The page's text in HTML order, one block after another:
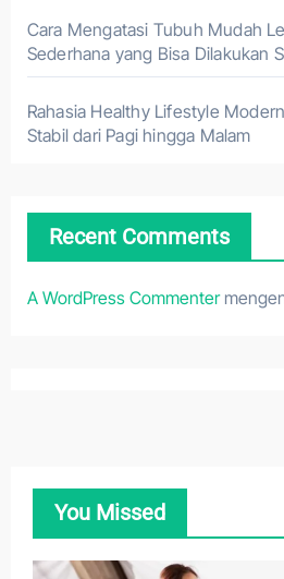
Cara Mengatasi Tubuh Mudah
Sederhana yang Bisa Dilakukan
Rahasia Healthy Lifestyle
Stabil dari Pagi hingga Malam
Recent Comments
A WordPress Commenter
You Missed